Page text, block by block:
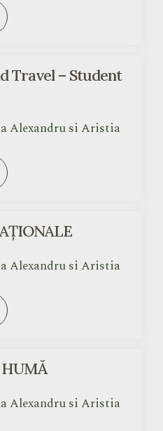
Travel – Student
Alexandru si Aristia
Alexandru si Aristia
Alexandru si Aristia